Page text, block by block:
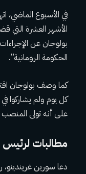
في الأسبوع الماضي،
الأشهر العشرة التي
بولوجان عن
الحكومة الرومانية”.
كما وصف بولوجان
كل يوم ولم يشاركوا
على أنه تولى المنصب
مطالبات
دعا سورين